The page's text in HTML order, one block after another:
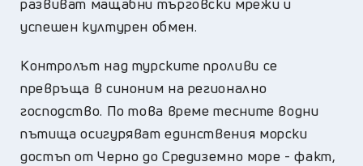
успешен културен обмен.
Контролът над турските проливи се
превръща в синоним на регионално
господство. По това време тесните водни
пътища осигуряват единствения морски
достъп от Черно до Средиземно море - факт,